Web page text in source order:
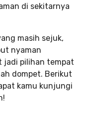
di sekitarnya
masih sejuk,
nyaman
jadi pilihan tempat
dompet. Berikut
kamu kunjungi